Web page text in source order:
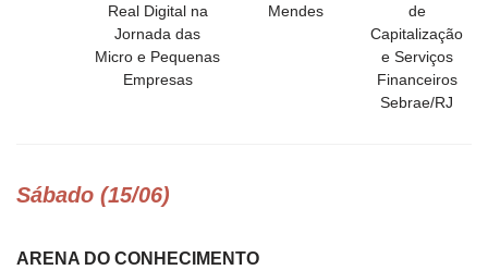
Real Digital na
Jornada das
Micro e Pequenas
Empresas
Mendes
de
Capitalização
e Serviços
Financeiros
Sebrae/RJ
Sábado (15/06)
ARENA DO CONHECIMENTO